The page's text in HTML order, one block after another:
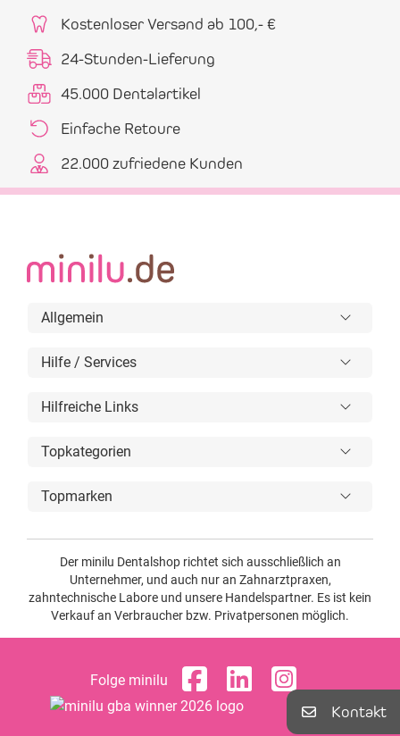
Kontakt
Kostenloser Versand ab 100,- €
24-Stunden-Lieferung
45.000 Dentalartikel
Einfache Retoure
22.000 zufriedene Kunden
Allgemein
Hilfe / Services
Hilfreiche Links
Topkategorien
Topmarken
Der minilu Dentalshop richtet sich ausschließlich an
Unternehmer, und auch nur an Zahnarztpraxen,
zahntechnische Labore und unsere Handelspartner. Es ist kein
Verkauf an Verbraucher bzw. Privatpersonen möglich.
Folge minilu